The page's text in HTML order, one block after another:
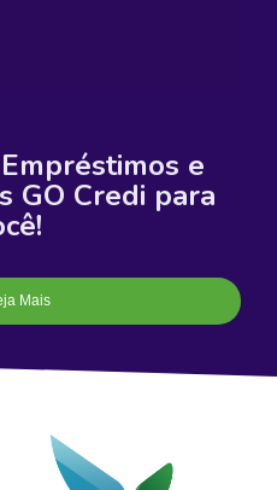
e
GO Credi para
Mais